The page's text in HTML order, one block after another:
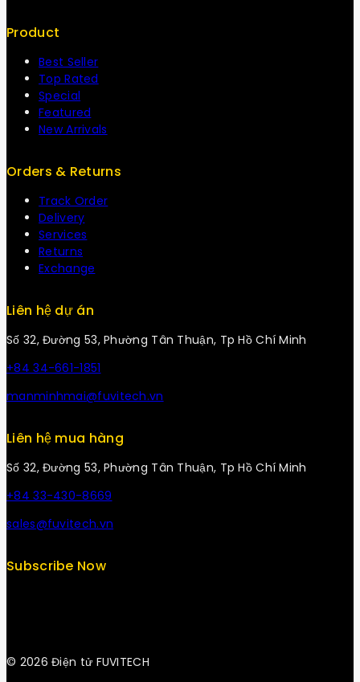
Product
Best Seller
Top Rated
Special
Featured
New Arrivals
Orders & Returns
Track Order
Delivery
Services
Returns
Exchange
Liên hệ dự án
Số 32, Đường 53, Phường Tân Thuận, Tp Hồ Chí Minh
+84 34-661-1851
manminhmai@fuvitech.vn
Liên hệ mua hàng
Số 32, Đường 53, Phường Tân Thuận, Tp Hồ Chí Minh
+84 33-430-8669
sales@fuvitech.vn
Subscribe Now
© 2026 Điện tử FUVITECH